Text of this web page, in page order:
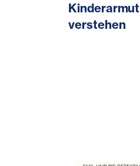
Kinderarmut
verstehen